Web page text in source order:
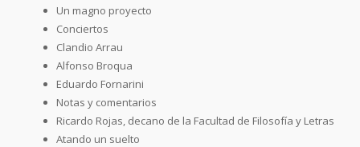
Un magno proyecto
Conciertos
Clandio Arrau
Alfonso Broqua
Eduardo Fornarini
Notas y comentarios
Ricardo Rojas, decano de la Facultad de Filosofía y Letras
Atando un suelto